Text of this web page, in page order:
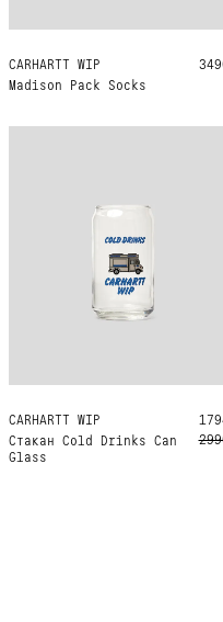
CARHARTT WIP
Madison Pack Socks
ONE SIZE
CARHARTT WIP
Стакан Cold Drinks Can
Glass
ONE SIZE